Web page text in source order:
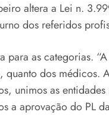
altera a Lei n.
dos referidos
as categorias.
dos médicos.
unimos as
a aprovação do PL